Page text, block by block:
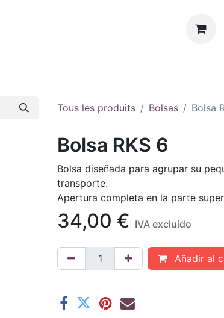
Tous les produits Bolsas Bolsa
Bolsa RKS 6
Bolsa diseñada para agrupar su
transporte.
Apertura completa en la parte
34,00 € IVA excluido
Añadir al